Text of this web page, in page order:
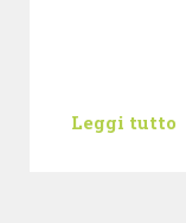
Leggi tutto